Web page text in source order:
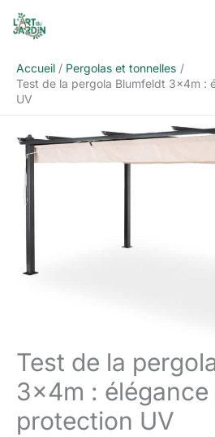
Aller
Accueil
Pergolas et tonnelles
Test de la pergola Blumfeldt 3x4m :
UV
Test de la
3x4m : élégance
protection UV
Rechercher